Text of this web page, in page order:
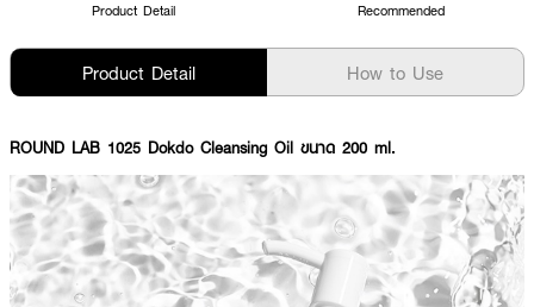
Product Detail Recommended
Product Detail How to Use
ROUND LAB 1025 Dokdo Cleansing Oil ขนาด 200 ml.